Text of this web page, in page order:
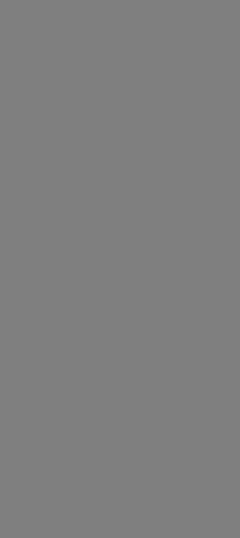
2, red box). An